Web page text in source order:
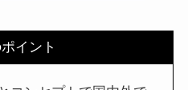
イント